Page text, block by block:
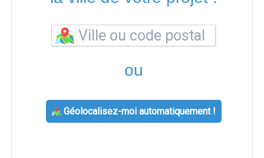
ou
Géolocalisez-moi automatiquement !